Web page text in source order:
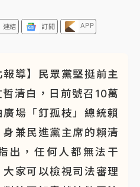
連結 訂閱 APP
報導】民眾黨堅挺前主
清白，日前號召10萬
場「釘孤枝」總統賴
兼民進黨主席的賴清
出，任何人都無法干
家可以檢視司法審理